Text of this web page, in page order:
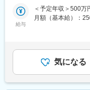
るため、未経験の
す。
■企業魅力
「全国1000店舗以
「アパマン」。
不動産×テクノロジ
サービスを展開し
数億円規模のプロ
します。
受注前の仕様検討
（安全管理・納期
でトータルに関わ
給与
＜予定年収＞500万
月額（基本給）：
よって変動あり■モ
当、家族手当含む)
あり賃金はあくま
可能性があります
気になる